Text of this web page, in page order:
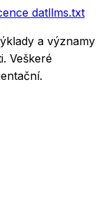
datllms.txt
a významy
Veškeré